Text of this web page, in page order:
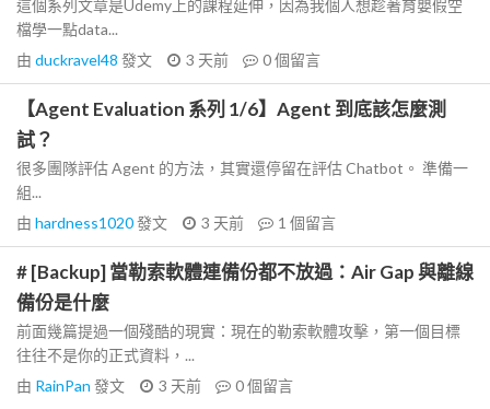
這個系列文章是Udemy上的課程延伸，因為我個人想趁著育嬰假空
檔學一點data...
由 duckravel48 發文 3 天前 0個留言
【Agent Evaluation 系列 1/6】Agent 到底該怎麼測
試？
很多團隊評估 Agent 的方法，其實還停留在評估 Chatbot。 準備一
組...
由 hardness1020發文 3 天前 1 個留言
# [Backup] 當勒索軟體連備份都不放過：Air Gap 與離線
備份是什麼
前面幾篇提過一個殘酷的現實：現在的勒索軟體攻擊，第一個目標
往往不是你的正式資料，...
由 RainPan 發文 3 天前 0個留言